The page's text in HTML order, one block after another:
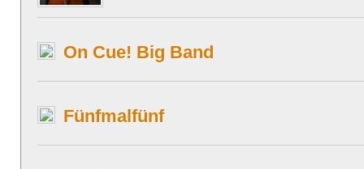
On Cue! Big Band
Fünfmalfünf